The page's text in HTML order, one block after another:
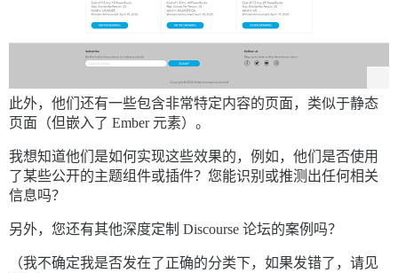
此外，他们还有一些包含非常特定内容的页面，类似于静态
页面（但嵌入了 Ember 元素）。
我想知道他们是如何实现这些效果的，例如，他们是否使用
了某些公开的主题组件或插件？您能识别或推测出任何相关
信息吗？
另外，您还有其他深度定制 Discourse 论坛的案例吗？
（我不确定我是否发在了正确的分类下，如果发错了，请见